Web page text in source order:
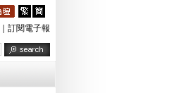
訂閱電子報